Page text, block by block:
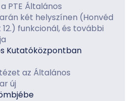
PTE Általános
két helyszínen (Honvéd
funkcionál, és további
Kutatóközpontban
az Általános
új